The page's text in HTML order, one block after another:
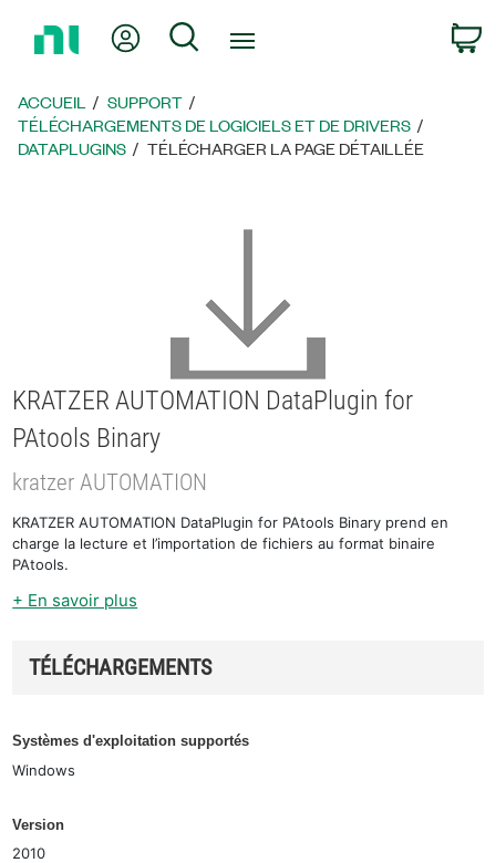
page
d’accueil
Mon compteRechercher
ACCUEIL
SUPPORT
TÉLÉCHARGEMENTS DE LOGICIELS ET DE DRIVERS
DATAPLUGINS
TÉLÉCHARGER LA PAGE DÉTAILLÉE
KRATZER AUTOMATION DataPlugin for
PAtools Binary
kratzer AUTOMATION
KRATZER AUTOMATION DataPlugin for PAtools Binary prend en
charge la lecture et l’importation de fichiers au format binaire
PAtools.
+ En savoir plus
TÉLÉCHARGEMENTS
Systèmes d'exploitation supportés
Windows
Version
2010